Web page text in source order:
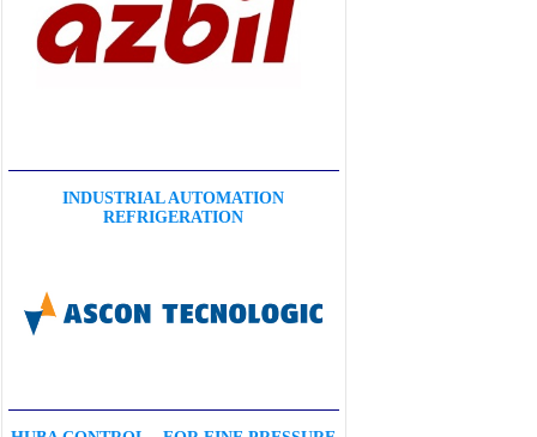
INDUSTRIAL AUTOMATION
REFRIGERATION